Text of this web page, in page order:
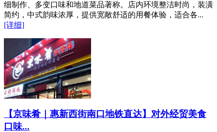
细制作、多变口味和地道菜品著称。店内环境整洁时尚，装潢
简约，中式韵味浓厚，提供宽敞舒适的用餐体验，适合各...
[详细]
【京味肴｜惠新西街南口地铁直达】对外经贸美食
口味...